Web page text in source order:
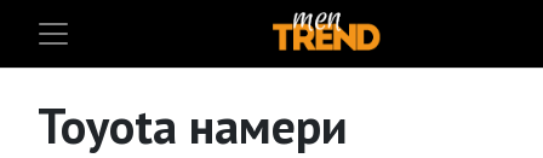
Toyota намери